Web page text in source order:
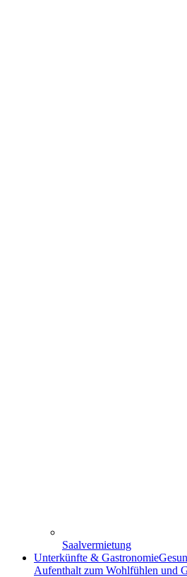
Saalvermietung
Unterkünfte & Gastronomie
Aufenthalt zum Wohlfühlen und